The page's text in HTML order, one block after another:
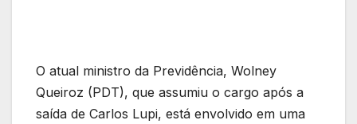
O atual ministro da Previdência, Wolney
Queiroz (PDT), que assumiu o cargo após a
saída de Carlos Lupi, está envolvido em uma